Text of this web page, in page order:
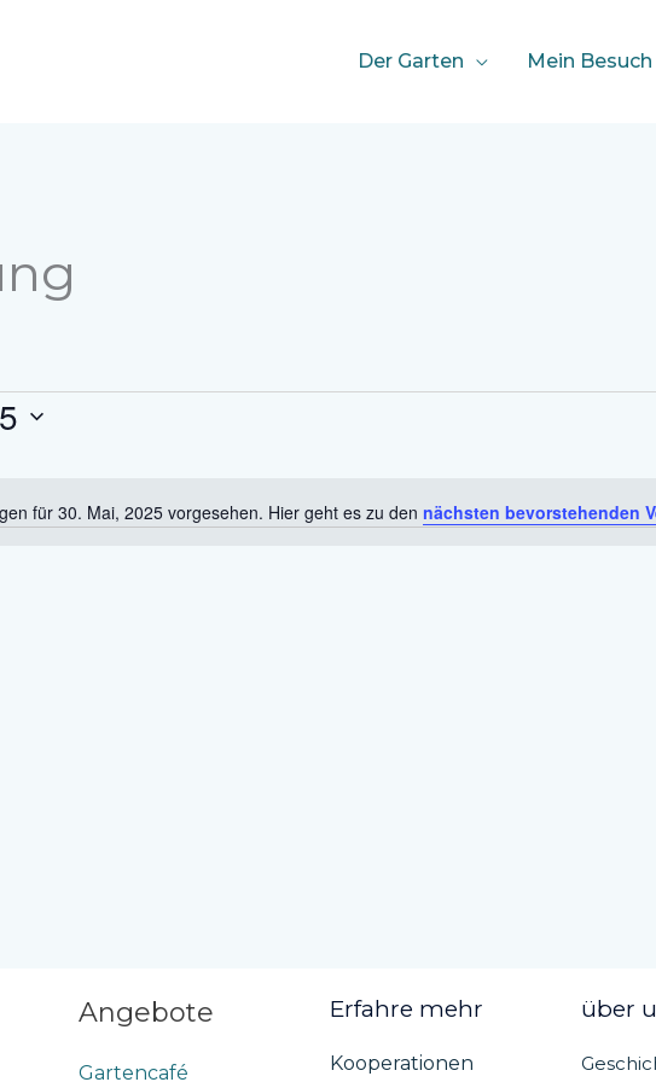
Der Garten Mein Besuch
Hinweis
für 30. Mai, 2025 vorgesehen. Hier geht es zu den nächsten bevorstehenden
Angebote
Gartencafé
Erfahre mehr
Kooperationen
über